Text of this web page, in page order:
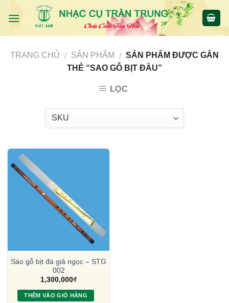
TRANG CHỦ / SẢN PHẨM / SẢN PHẨM ĐƯỢC GẮN
THẺ “SAO GỖ BỊT ĐẦU”
LỌC
Sáo gỗ bịt đá giả ngọc – STG
002
1,300,000₫
THÊM VÀO GIỎ HÀNG